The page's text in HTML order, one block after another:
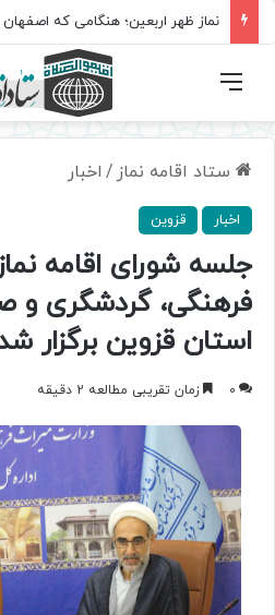
برگزاری باشکوه نمازهای جماعت در
فهرست
ستاد اقامه نماز / اخبار
اخبار قزوین
جلسه شورای اقامه
فرهنگی، گردشگری و
استان قزوین برگزار
0 زمان تقریبی مطالعه 2 دقیقه